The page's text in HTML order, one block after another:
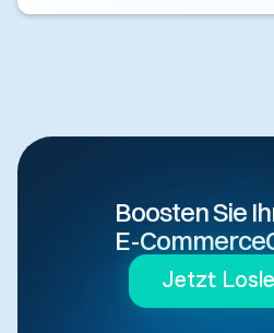
Boosten Sie
E-Commerce
Jetzt